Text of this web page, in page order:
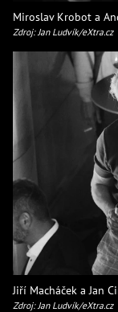
Miroslav Krobot a
Zdroj: Jan Ludvík/eXtra.cz
Jiří Macháček a Jan
Zdroj: Jan Ludvík/eXtra.cz